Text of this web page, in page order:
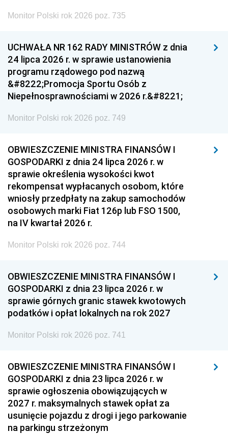
Monitor Polski rok 2026 poz. 735
UCHWAŁA NR 162 RADY MINISTRÓW z dnia
24 lipca 2026 r. w sprawie ustanowienia
programu rządowego pod nazwą
&#8222;Promocja Sportu Osób z
Niepełnosprawnościami w 2026 r.&#8221;
Monitor Polski rok 2026 poz. 749
OBWIESZCZENIE MINISTRA FINANSÓW I
GOSPODARKI z dnia 24 lipca 2026 r. w
sprawie określenia wysokości kwot
rekompensat wypłacanych osobom, które
wniosły przedpłaty na zakup samochodów
osobowych marki Fiat 126p lub FSO 1500,
na IV kwartał 2026 r.
Monitor Polski rok 2026 poz. 744
OBWIESZCZENIE MINISTRA FINANSÓW I
GOSPODARKI z dnia 23 lipca 2026 r. w
sprawie górnych granic stawek kwotowych
podatków i opłat lokalnych na rok 2027
Monitor Polski rok 2026 poz. 741
OBWIESZCZENIE MINISTRA FINANSÓW I
GOSPODARKI z dnia 23 lipca 2026 r. w
sprawie ogłoszenia obowiązujących w
2027 r. maksymalnych stawek opłat za
usunięcie pojazdu z drogi i jego parkowanie
na parkingu strzeżonym